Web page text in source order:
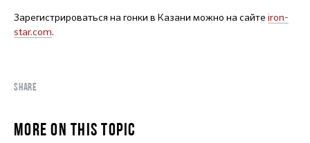
Зарегистрироваться на гонки в Казани можно на сайте iron-
star.com.
SHARE
MORE ON THIS TOPIC